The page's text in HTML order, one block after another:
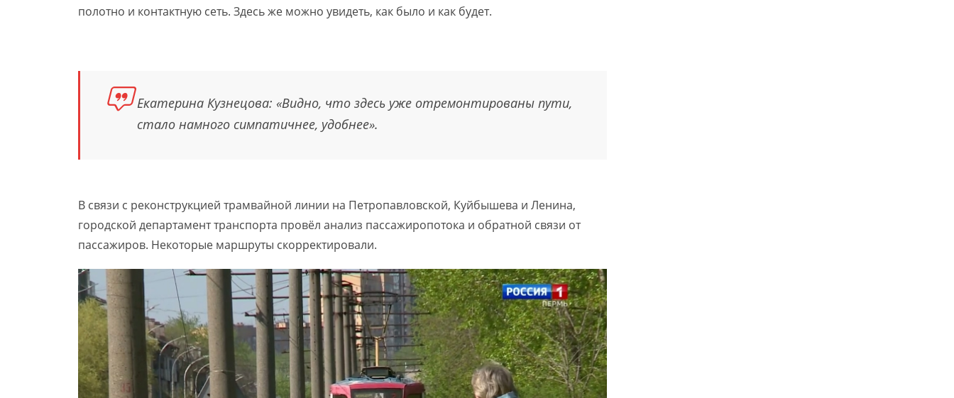
полотно и контактную сеть. Здесь же можно увидеть, как было и как будет.
Екатерина Кузнецова: «Видно, что здесь уже отремонтированы пути,
стало намного симпатичнее, удобнее».
В связи с реконструкцией трамвайной линии на Петропавловской, Куйбышева и Ленина,
городской департамент транспорта провёл анализ пассажиропотока и обратной связи от
пассажиров. Некоторые маршруты скорректировали.